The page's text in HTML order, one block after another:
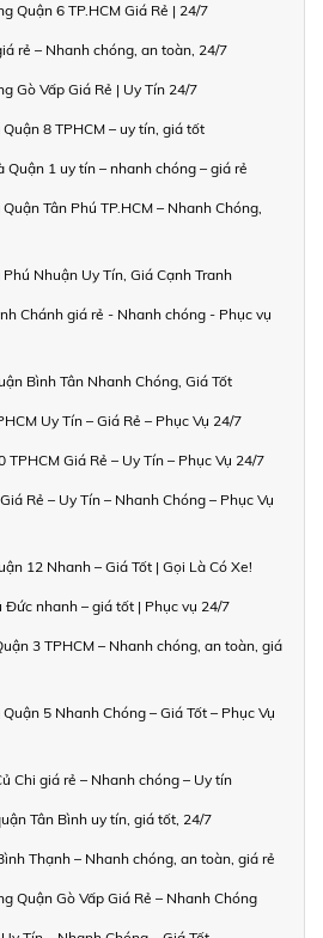
Quận 6 TP.HCM Giá Rẻ | 24/7
rẻ – Nhanh chóng, an toàn, 24/7
Gò Vấp Giá Rẻ | Uy Tín 24/7
8 TPHCM – uy tín, giá tốt
Quận 1 uy tín – nhanh chóng – giá rẻ
Tân Phú TP.HCM – Nhanh Chóng,
Nhuận Uy Tín, Giá Cạnh Tranh
Chánh giá rẻ - Nhanh chóng - Phục vụ
Bình Tân Nhanh Chóng, Giá Tốt
Uy Tín – Giá Rẻ – Phục Vụ 24/7
TPHCM Giá Rẻ – Uy Tín – Phục Vụ 24/7
Rẻ – Uy Tín – Nhanh Chóng – Phục Vụ
12 Nhanh – Giá Tốt | Gọi Là Có Xe!
Đức nhanh – giá tốt | Phục vụ 24/7
3 TPHCM – Nhanh chóng, an toàn, giá
5 Nhanh Chóng – Giá Tốt – Phục Vụ
Chi giá rẻ – Nhanh chóng – Uy tín
Tân Bình uy tín, giá tốt, 24/7
Thạnh – Nhanh chóng, an toàn, giá rẻ
Quận Gò Vấp Giá Rẻ – Nhanh Chóng